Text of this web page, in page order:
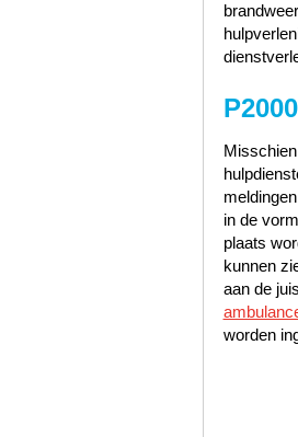
in de
plaats
kunnen
aan de
worden